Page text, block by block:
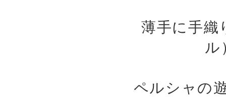
薄手に手織
ル
ペルシャの